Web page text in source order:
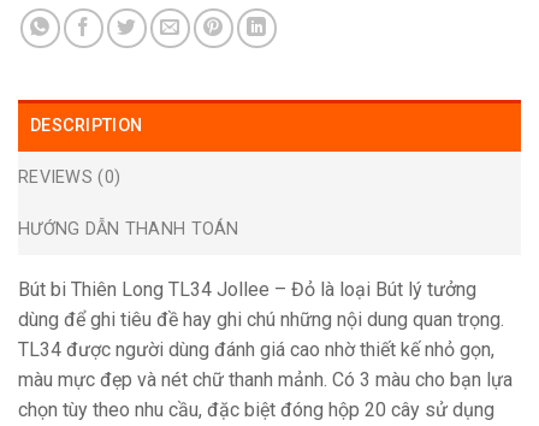
DESCRIPTION
REVIEWS (0)
HƯỚNG DẪN THANH TOÁN
Bút bi Thiên Long TL34 Jollee – Đỏ là loại Bút lý tưởng
dùng để ghi tiêu đề hay ghi chú những nội dung quan trọng.
TL34 được người dùng đánh giá cao nhờ thiết kế nhỏ gọn,
màu mực đẹp và nét chữ thanh mảnh. Có 3 màu cho bạn lựa
chọn tùy theo nhu cầu, đặc biệt đóng hộp 20 cây sử dụng